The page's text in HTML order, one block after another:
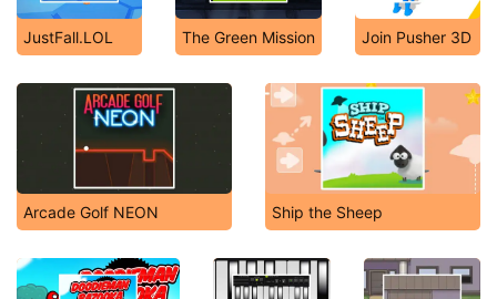
JustFall.LOL The Green Mission Join Pusher 3D
Arcade Golf NEON Ship the Sheep